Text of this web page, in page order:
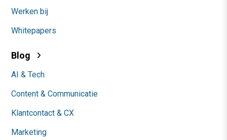
Werken bij
Whitepapers
Blog
AI & Tech
Content & Communicatie
Klantcontact & CX
Marketing